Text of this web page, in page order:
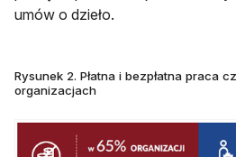
umów o dzieło.
Rysunek 2. Płatna i bezpłatna praca
organizacjach